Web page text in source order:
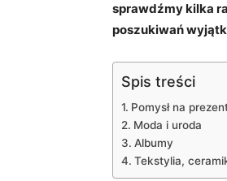
sprawdźmy kilka
poszukiwań
Spis treści
Pomysł na
Moda i uroda
Albumy
Tekstylia,